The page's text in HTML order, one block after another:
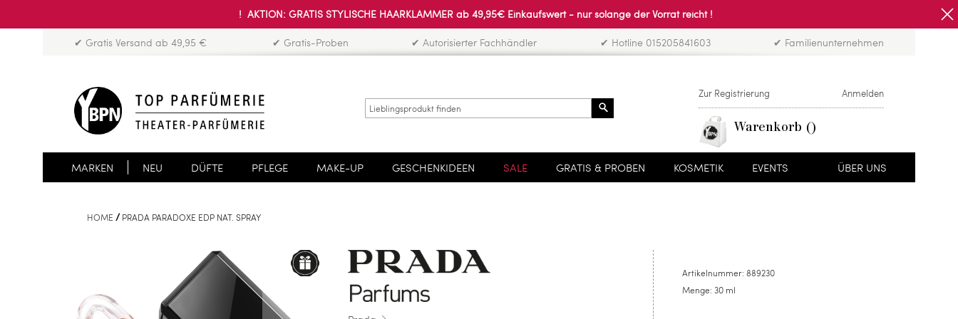
! AKTION: GRATIS STYLISCHE HAARKLAMMER ab 49,95€ Einkaufswert - nur solange der Vorrat reicht !
✔ Gratis Versand ab 49,95 € ✔ Gratis-Proben ✔ Autorisierter Fachhändler ✔ Hotline 015205841603 ✔ Familienunternehmen
Zur Registrierung Anmelden
Warenkorb
MARKEN NEU DÜFTE PFLEGE MAKE-UP GESCHENKIDEEN SALE GRATIS & PROBEN KOSMETIK EVENTS ÜBER UNS
HOME PRADA PARADOXE EDP NAT. SPRAY
Artikelnummer: 889230
Menge: 30 ml